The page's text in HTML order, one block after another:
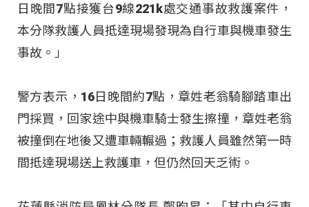
日晚間7點接獲台9線221k處交通事故救護案件，
本分隊救護人員抵達現場發現為自行車與機車發生
事故。」
警方表示，16日晚間約7點，章姓老翁騎腳踏車出
門採買，回家途中與機車騎士發生擦撞，章姓老翁
被撞倒在地後又遭車輛輾過；救護人員雖然第一時
間抵達現場送上救護車，但仍然回天乏術。